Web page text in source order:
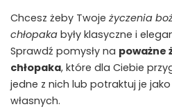
Chcesz żeby Twoje życzenia
chłopaka były klasyczne i
Sprawdź pomysły na poważne
chłopaka, które dla Ciebie
jedne z nich lub potraktuj je
własnych.